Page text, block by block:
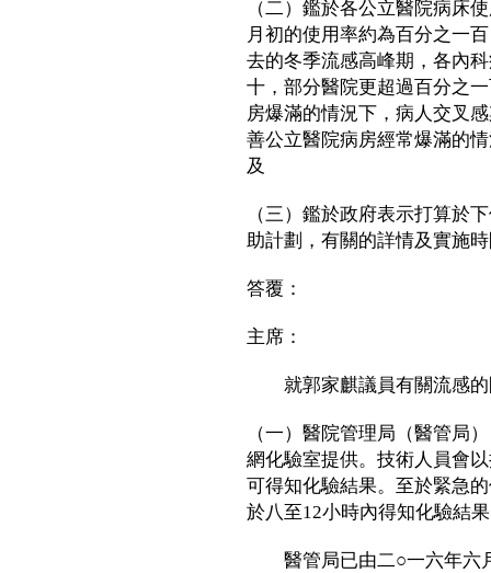
（二）鑑於各公立醫院病床
月初的使用率約為百分之一
去的冬季流感高峰期，各內
十，部分醫院更超過百分之
房爆滿的情況下，病人交叉
善公立醫院病房經常爆滿的
及
（三）鑑於政府表示打算於
助計劃，有關的詳情及實施
答覆：
主席：
就郭家麒議員有關流感的
（一）醫院管理局（醫管局
網化驗室提供。技術人員會
可得知化驗結果。至於緊急
於八至12小時內得知化驗結
醫管局已由二○一六年六